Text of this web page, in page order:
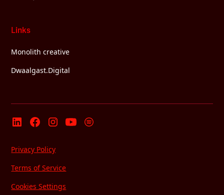
Links
Monolith creative
Dwaalgast.Digital
Privacy Policy
Terms of Service
Cookies Settings